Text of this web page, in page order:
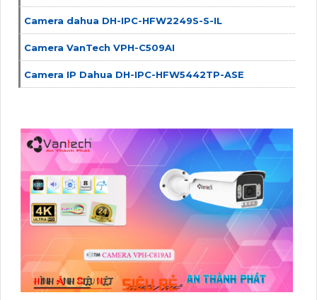
Camera dahua DH-IPC-HFW2249S-S-IL
Camera VanTech VPH-C509AI
Camera IP Dahua DH-IPC-HFW5442TP-ASE